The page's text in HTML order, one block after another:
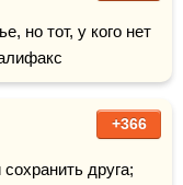
+366
друга;